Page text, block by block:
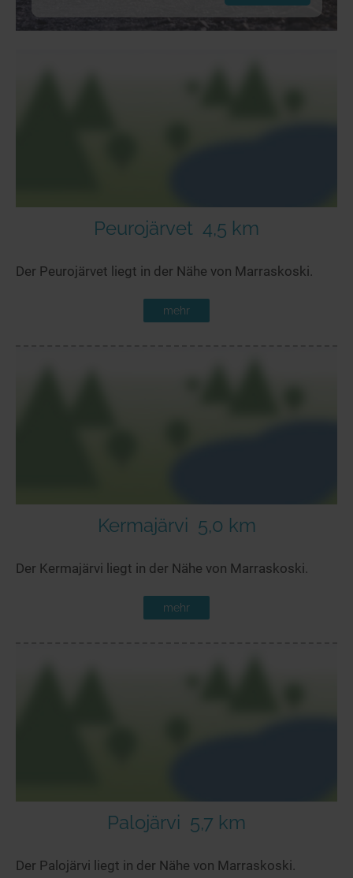
Peurojärvet 4,5 km
Der Peurojärvet liegt in der Nähe von Marraskoski.
mehr
Kermajärvi 5,0 km
Der Kermajärvi liegt in der Nähe von Marraskoski.
mehr
Palojärvi 5,7 km
Der Palojärvi liegt in der Nähe von Marraskoski.